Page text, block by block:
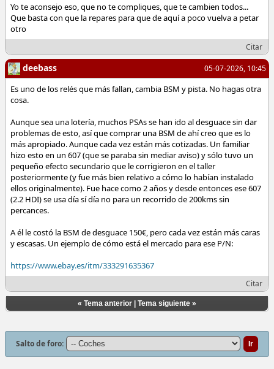
Yo te aconsejo eso, que no te compliques, que te cambien todos...
Que basta con que la repares para que de aquí a poco vuelva a petar
otro
Citar
05-07-2026, 10:45
deebass
Es uno de los relés que más fallan, cambia BSM y pista. No hagas otra
cosa.
Aunque sea una lotería, muchos PSAs se han ido al desguace sin dar
problemas de esto, así que comprar una BSM de ahí creo que es lo
más apropiado. Aunque cada vez están más cotizadas. Un familiar
hizo esto en un 607 (que se paraba sin mediar aviso) y sólo tuvo un
pequeño efecto secundario que le corrigieron en el taller
posteriormente (y fue más bien relativo a cómo lo habían instalado
ellos originalmente). Fue hace como 2 años y desde entonces ese 607
(2.2 HDI) se usa día sí día no para un recorrido de 200kms sin
percances.
A él le costó la BSM de desguace 150€, pero cada vez están más caras
y escasas. Un ejemplo de cómo está el mercado para ese P/N:
https://www.ebay.es/itm/333291635367
Citar
« Tema anterior | Tema siguiente »
Salto de foro: